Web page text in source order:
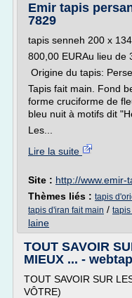
Emir tapis
7829
tapis senneh 200 x 134
800,00 EURAu lieu de
Origine du tapis:
Tapis fait main. Fond
forme cruciforme de
bleu nuit à motifs dit
Les...
Lire la suite
Site : http://www.emir-
Thèmes liés : tapis
tapis d'iran fait main /
laine
TOUT SAVOIR
MIEUX ... -
TOUT SAVOIR SUR
VÔTRE)